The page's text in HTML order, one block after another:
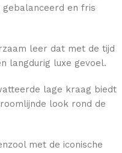
en fris
leer dat met de tijd
langdurig luxe gevoel.
lage kraag biedt
look rond de
met de iconische